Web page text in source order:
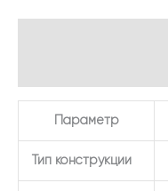
Параметр
Тип конструкции